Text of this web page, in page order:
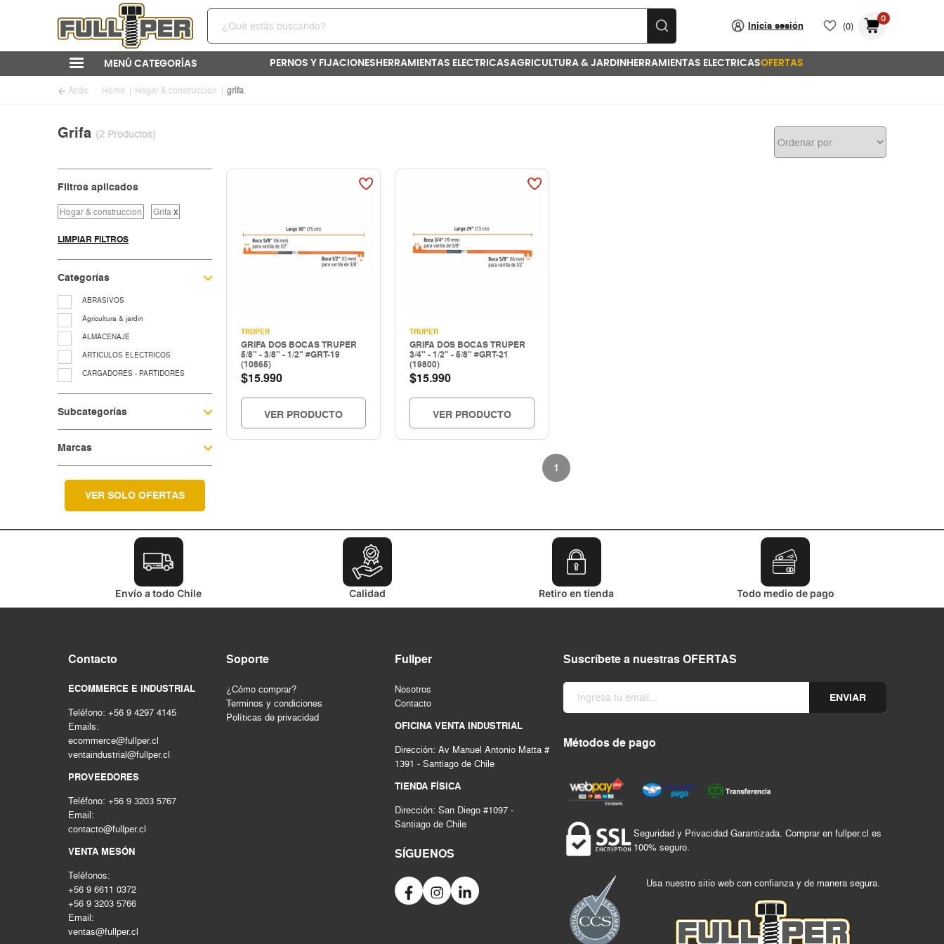
Inicia sesión (0)
0
MENÚ CATEGORÍAS PERNOS Y FIJACIONES HERRAMIENTAS ELECTRICASAGRICULTURA & JARDIN HERRAMIENTAS ELECTRICASOFERTAS
Atrás Home Hogar & construccion grifa
Grifa (2 Productos)
Filtros aplicados
Hogar & construccion Grifax
LIMPIAR FILTROS
Categorías
ABRASIVOS
Agricultura & jardin
ALMACENAJE
ARTICULOS ELECTRICOS
CARGADORES - PARTIDORES
CERRAJERIA
Cocina & menaje
COMPRESORES - EQUIPOS AIRE
EQUIP. LUBRIC.-CONTROL FLUIDO
EQUIP.LEVANTE ELEV.Y TRASLACIO
EQUIPAMIENTO TALLER Y
VULCANICACIÓN
equipos para grasa
Fitting galvanizado
HERRAMIENTAS A COMBUSTION
HERRAMIENTAS CORTE
Herramientas electricas
HERRAMIENTAS MANUALES
HERRAMIENTAS NEUMATICAS
Herramientas pintura
Hogar & construccion
MAQUINAS DE SOLDAR Y CORTE
MATERIALES PARA JUNTAS
Nacional
PERNOS Y FIJACIONES
QUIMICOS - ADHESIVOS
Seguridad
SEGURIDAD INDUSTRIAL
Subcategorías
Marcas
VER SOLO OFERTAS
TRUPER
GRIFA DOS BOCAS TRUPER
5/8" - 3/8" - 1/2" #GRT-19
(10865)
$15.990
VER PRODUCTO
TRUPER
GRIFA DOS BOCAS TRUPER
3/4" - 1/2" - 5/8" #GRT-21
(19800)
$15.990
VER PRODUCTO
1
Envío a todo Chile Calidad Retiro en tienda Todo medio de pago
Contacto
ECOMMERCE E INDUSTRIAL
Teléfono: +56 9 4297 4145
Emails:
ecommerce@fullper.cl
ventaindustrial@fullper.cl
PROVEEDORES
Teléfono: +56 9 3203 5767
Email:
contacto@fullper.cl
VENTA MESÓN
Teléfonos:
+56 9 6611 0372
+56 9 3203 5766
Email:
ventas@fullper.cl
Soporte
¿Cómo comprar?
Terminos y condiciones
Políticas de privacidad
Fullper
Nosotros
Contacto
OFICINA VENTA INDUSTRIAL
Dirección: Av Manuel Antonio Matta #
1391 - Santiago de Chile
TIENDA FÍSICA
Dirección: San Diego #1097 -
Santiago de Chile
SÍGUENOS
Suscríbete a nuestras OFERTAS
ENVIAR
Métodos de pago
Seguridad y Privacidad Garantizada. Comprar en fullper.cl es
100% seguro.
Usa nuestro sitio web con confianza y de manera segura.